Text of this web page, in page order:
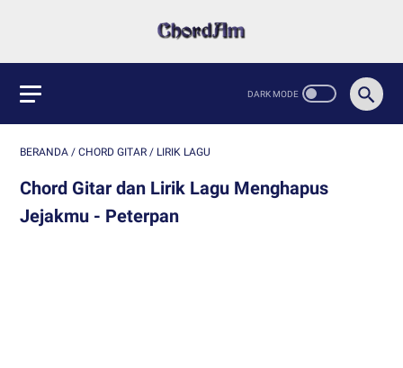
BERANDA / CHORD GITAR / LIRIK LAGU
Chord Gitar dan Lirik Lagu Menghapus
Jejakmu - Peterpan